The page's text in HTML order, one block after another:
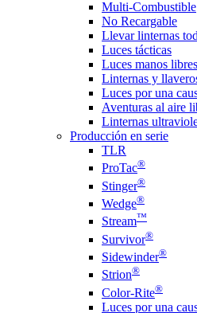
Multi-Combustible
No Recargable
Llevar linternas
Luces tácticas
Luces manos libres
Linternas y
Luces por una
Aventuras al aire
Linternas
Producción en serie
TLR
ProTac®
Stinger®
Wedge®
Stream™
Survivor®
Sidewinder®
Strion®
Color-Rite®
Luces por una